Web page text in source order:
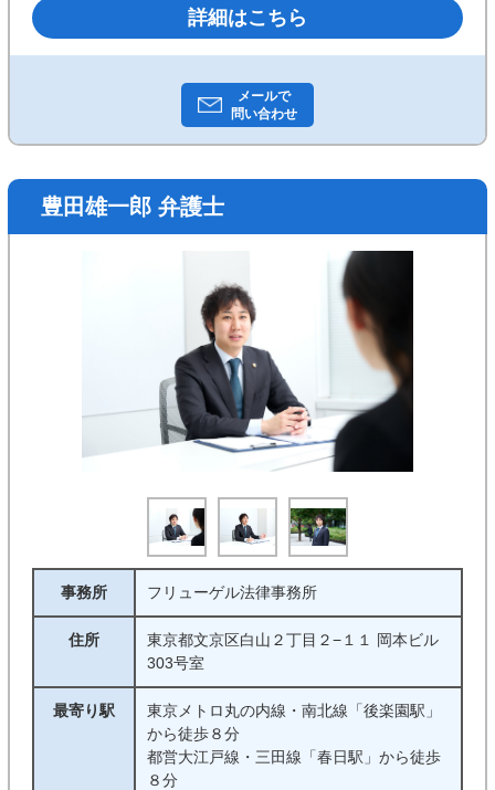
は田町駅徒歩6分の場所に所在し、新幹線や空港は勿
論、裁判所の所在する霞ヶ関、IT企業の多い渋谷・新
詳細はこちら
メールで
問い合わせ
豊田雄一郎 弁護士
事務所 フリューゲル法律事務所
住所
東京都文京区白山２丁目２−１１ 岡本ビル
303号室
最寄り駅
東京メトロ丸の内線・南北線「後楽園駅」
から徒歩８分
都営大江戸線・三田線「春日駅」から徒歩
８分